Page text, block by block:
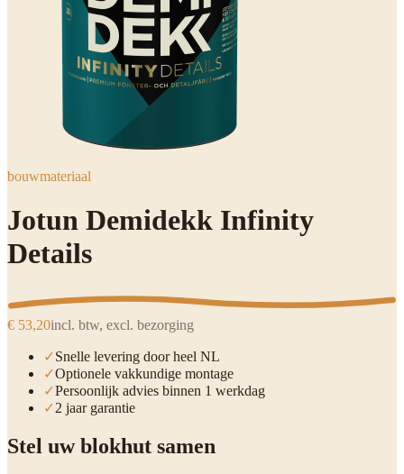
bouwmateriaal
Jotun Demidekk Infinity
Details
€ 53,20incl. btw, excl. bezorging
✓Snelle levering door heel NL
✓Optionele vakkundige montage
✓Persoonlijk advies binnen 1 werkdag
✓2 jaar garantie
Stel uw blokhut samen